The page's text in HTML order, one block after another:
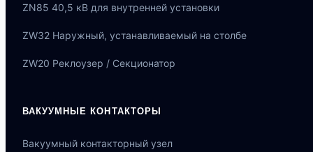
ZN85 40,5 кВ для внутренней установки
ZW32 Наружный, устанавливаемый на столбе
ZW20 Реклоузер / Секционатор
ВАКУУМНЫЕ КОНТАКТОРЫ
Вакуумный контакторный узел